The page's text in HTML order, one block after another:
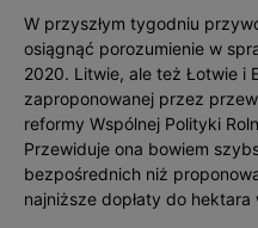
W przyszłym tygodniu
osiągnąć porozumienie w
2020. Litwie, ale też Łotwie i
zaproponowanej przez
reformy Wspólnej Polityki
Przewiduje ona bowiem
bezpośrednich niż
najniższe dopłaty do hektara